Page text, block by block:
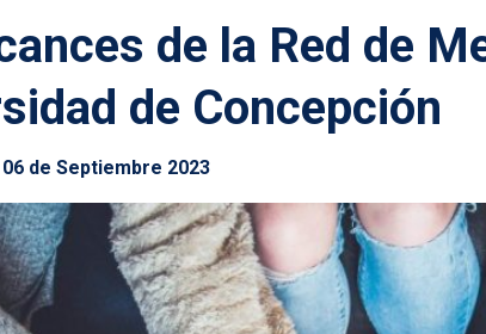
de la Red de
de Concepción
06 de Septiembre 2023